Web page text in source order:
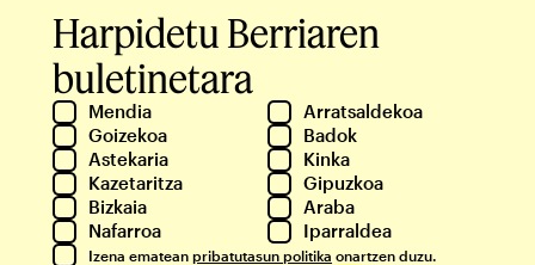
Harpidetu Berriaren
buletinetara
Mendia
Arratsaldekoa
Goizekoa
Badok
Astekaria
Kinka
Kazetaritza
Gipuzkoa
Bizkaia
Araba
Nafarroa
Iparraldea
Izena ematean pribatutasun politika onartzen duzu.